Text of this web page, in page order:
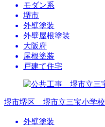
モダン系
堺市
外壁塗装
外壁屋根塗装
大阪府
屋根塗装
戸建て住宅
堺市堺区 堺市立三宝小学校
外壁塗装